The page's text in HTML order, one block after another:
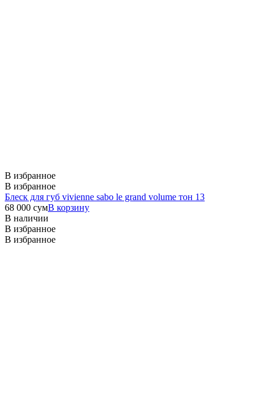
В избранное
В избранное
Блеск для губ vivienne sabo le grand volume тон 13
68 000 сумВ корзину
В наличии
В избранное
В избранное